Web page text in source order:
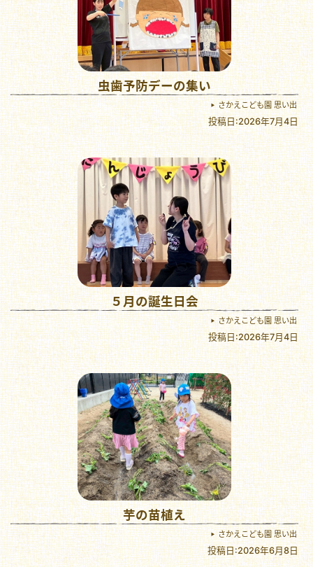
虫歯予防デーの集い
さかえこども園 思い出
投稿日:2026年7月4日
５月の誕生日会
さかえこども園 思い出
投稿日:2026年7月4日
芋の苗植え
さかえこども園 思い出
投稿日:2026年6月8日